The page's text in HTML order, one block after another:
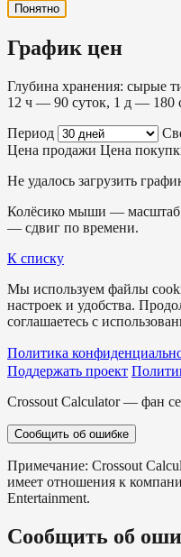
Понятно
График цен
Глубина хранения: сырые
12 ч — 90 суток, 1 д — 180
Период
Цена продажи Цена
Не удалось загрузить
Колёсико мыши —
— сдвиг по времени.
К списку
Мы используем файлы
настроек и удобства.
соглашаетесь с
Политика
Поддержать проект
Crossout Calculator — фан
Сообщить об ошибке
Примечание: Crossout
имеет отношения к
Entertainment.
Сообщить об